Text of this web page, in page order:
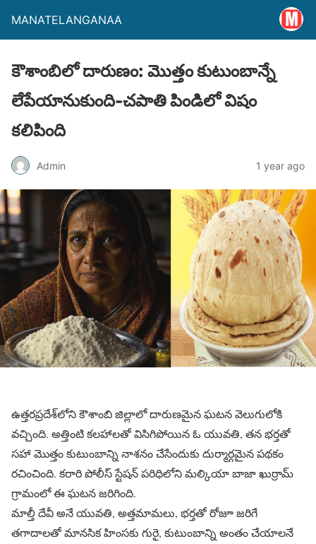
MANATELANGANAA
కౌశాంబిలో దారుణం: మొత్తం కుటుంబాన్నే
లేపేయానుకుంది-చపాతి పిండిలో విషం
కలిపింది
Admin 1 year ago
ఉత్తరప్రదేశ్‌లోని కౌశాంబి జిల్లాలో దారుణమైన ఘటన వెలుగులోకి
వచ్చింది. అత్తింటి కలహాలతో విసిగిపోయిన ఓ యువతి, తన భర్తతో
సహా మొత్తం కుటుంబాన్ని నాశనం చేసేందుకు దుర్మార్గమైన పథకం
రచించింది. కరారి పోలీస్ స్టేషన్ పరిధిలోని మల్కియా బాజా ఖుర్రామ్
గ్రామంలో ఈ ఘటన జరిగింది.
మాల్తీ దేవీ అనే యువతి, అత్తమామలు, భర్తతో రోజూ జరిగే
తగాదాలతో మానసిక హింసకు గురై, కుటుంబాన్ని అంతం చేయాలనే